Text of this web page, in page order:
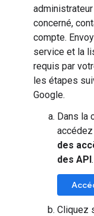
concerné,
compte.
service et la
requis par
les étapes
Google.
Dans la
des
des API.
Cliquez